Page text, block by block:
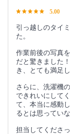
5.00
引っ越しのタイ
た。
作業前後の写真
だと驚きました
き、とても満足
さらに、洗濯機
できれいにして
て、本当に感動
るとは思ってい
担当してくださ